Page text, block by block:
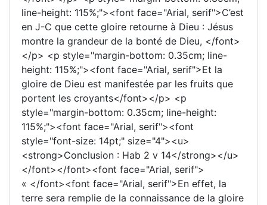
line-height: 115%;"><font face="Arial, serif">C’est
en J-C que cette gloire retourne à Dieu : Jésus
montre la grandeur de la bonté de Dieu, </font>
</p> <p style="margin-bottom: 0.35cm; line-
height: 115%;"><font face="Arial, serif">Et la
gloire de Dieu est manifestée par les fruits que
portent les croyants</font></p> <p
style="margin-bottom: 0.35cm; line-height:
115%;"><font face="Arial, serif"><font
style="font-size: 14pt;" size="4"><u>
<strong>Conclusion : Hab 2 v 14</strong></u>
</font></font><font face="Arial, serif">
« </font><font face="Arial, serif">En effet, la
terre sera remplie de la connaissance de la gloire